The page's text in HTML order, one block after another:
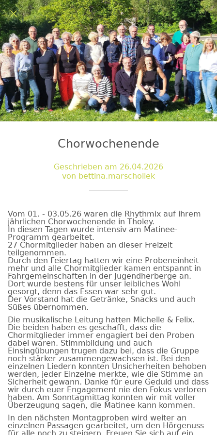
Chorwochenende
Geschrieben am 26.04.2026
von bettina.marschollek
Vom 01. - 03.05.26 waren die Rhythmix auf ihrem
jährlichen Chorwochenende in Tholey.
In diesen Tagen wurde intensiv am Matinee-
Programm gearbeitet.
27 Chormitglieder haben an dieser Freizeit
teilgenommen.
Durch den Feiertag hatten wir eine Probeneinheit
mehr und alle Chormitglieder kamen entspannt in
Fahrgemeinschaften in der Jugendherberge an.
Dort wurde bestens für unser leibliches Wohl
gesorgt, denn das Essen war sehr gut.
Der Vorstand hat die Getränke, Snacks und auch
Süßes übernommen.
Die musikalische Leitung hatten Michelle & Felix.
Die beiden haben es geschafft, dass die
Chormitglieder immer engagiert bei den Proben
dabei waren. Stimmbildung und auch
Einsingübungen trugen dazu bei, dass die Gruppe
noch stärker zusammengewachsen ist. Bei den
einzelnen Liedern konnten Unsicherheiten behoben
werden, jeder Einzelne merkte, wie die Stimme an
Sicherheit gewann. Danke für eure Geduld und dass
wir durch euer Engagement nie den Fokus verloren
haben. Am Sonntagmittag konnten wir mit voller
Überzeugung sagen, die Matinee kann kommen.
In den nächsten Montagproben wird weiter an
einzelnen Passagen gearbeitet, um den Hörgenuss
für alle noch zu steigern. Freuen Sie sich auf ein